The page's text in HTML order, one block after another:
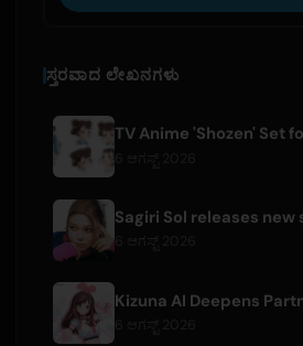
ಸ್ತರವಾದ ಲೇಖನಗಳು